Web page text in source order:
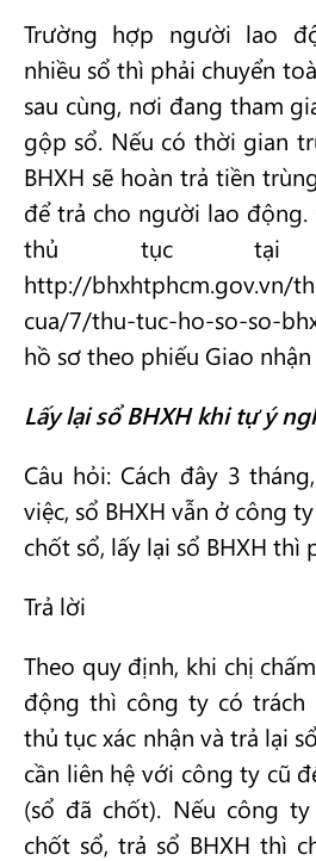
Trường hợp người lao
nhiều sổ thì phải chuyển
sau cùng, nơi đang tham
gộp sổ. Nếu có thời gian
BHXH sẽ hoàn trả tiền
để trả cho người lao động.
thủ tục tại
http://bhxhtphcm.gov.vn/
cua/7/thu-tuc-ho-so-so-
hồ sơ theo phiếu Giao
Lấy lại sổ BHXH khi tự ý
Câu hỏi: Cách đây 3
việc, sổ BHXH vẫn ở công
chốt sổ, lấy lại sổ BHXH thì
Trả lời
Theo quy định, khi chị
động thì công ty có trách
thủ tục xác nhận và trả lại
cần liên hệ với công ty cũ
(sổ đã chốt). Nếu công
chốt sổ, trả sổ BHXH thì